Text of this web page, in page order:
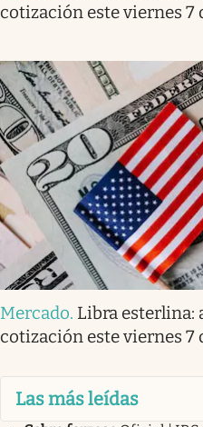
cotización este viernes 7
Mercado. Libra esterlina:
cotización este viernes 7
Las más leídas